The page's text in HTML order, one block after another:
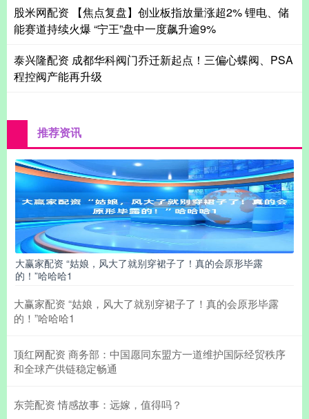
股米网配资 【焦点复盘】创业板指放量涨超2% 锂电、储
能赛道持续火爆 “宁王”盘中一度飙升逾9%
泰兴隆配资 成都华科阀门乔迁新起点！三偏心蝶阀、PSA
程控阀产能再升级
推荐资讯
大赢家配资 “姑娘，风大了就别穿裙子了！真的会原形毕露
的！”哈哈哈1
大赢家配资 “姑娘，风大了就别穿裙子了！真的会原形毕露
的！”哈哈哈1
顶红网配资 商务部：中国愿同东盟方一道维护国际经贸秩序
和全球产供链稳定畅通
东莞配资 情感故事：远嫁，值得吗？